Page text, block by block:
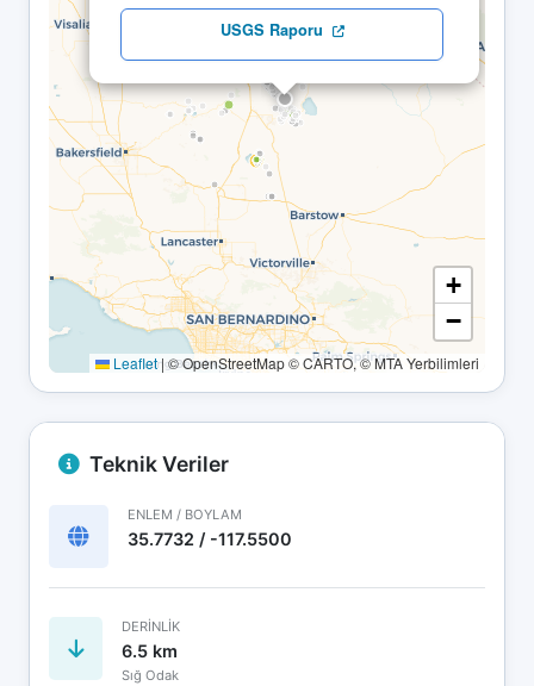
USGS Raporu
+
−
Leaflet|© OpenStreetMap © CARTO, © MTA Yerbilimleri
Teknik Veriler
ENLEM / BOYLAM
35.7732 / -117.5500
DERINLIK
6.5 km
Sığ Odak